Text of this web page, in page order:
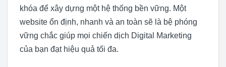
khóa để xây dựng một hệ thống bền vững. Một
website ổn định, nhanh và an toàn sẽ là bệ phóng
vững chắc giúp mọi chiến dịch Digital Marketing
của bạn đạt hiệu quả tối đa.